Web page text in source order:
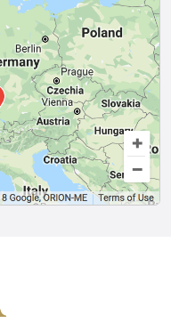
Van Amstel Vondel
€ 500excl. BTW